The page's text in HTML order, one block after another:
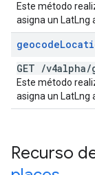
Este método
asigna un LatLng
geocode
GET /v4alpha/
Este método
asigna un LatLng
Recurso